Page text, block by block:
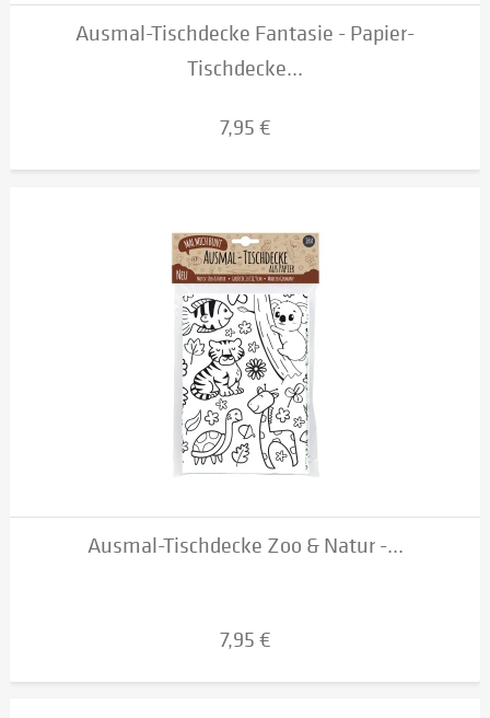
Ausmal-Tischdecke Fantasie - Papier-
Tischdecke...
7,95 €
Ausmal-Tischdecke Zoo & Natur -...
7,95 €